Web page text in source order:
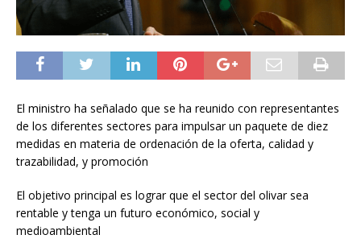
El ministro ha señalado que se ha reunido con representantes
de los diferentes sectores para impulsar un paquete de diez
medidas en materia de ordenación de la oferta, calidad y
trazabilidad, y promoción
El objetivo principal es lograr que el sector del olivar sea
rentable y tenga un futuro económico, social y
medioambiental